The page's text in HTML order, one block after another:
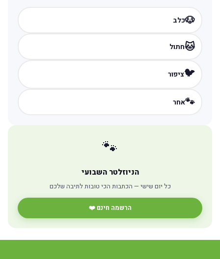
🐶כלב
🐱חתול
🐦ציפור
🐾אחר
🐾
הניוזלטר השבועי
כל יום שישי — הכתבות הכי טובות לתיבה שלכם
הרשמה חינם ❤️